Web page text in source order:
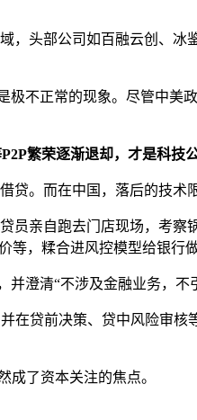
头部公司如百融云创、
不正常的现象。尽管中美
繁荣逐渐退却，才是科技
。而在中国，落后的技术
亲自跑去门店现场，考
等，糅合进风控模型给银行做
澄清“不涉及金融业务，不
贷前决策、贷中风险审核
了资本关注的焦点。